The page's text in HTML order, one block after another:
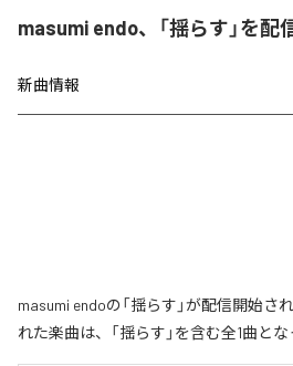
masumi endo、「揺らす」を配
新曲情報
masumi endoの「揺らす」が配信開始さ
れた楽曲は、「揺らす」を含む全1曲とな